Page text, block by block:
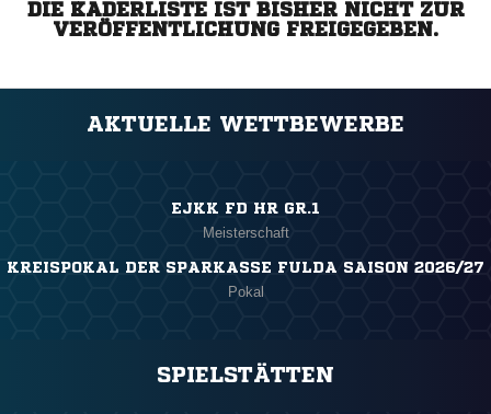
DIE KADERLISTE IST BISHER NICHT ZUR
VERÖFFENTLICHUNG FREIGEGEBEN.
AKTUELLE WETTBEWERBE
EJKK FD HR GR.1
Meisterschaft
KREISPOKAL DER SPARKASSE FULDA SAISON 2026/27
Pokal
SPIELSTÄTTEN